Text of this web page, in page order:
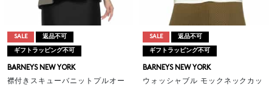
SALE 返品不可
ギフトラッピング不可
BARNEYS NEW YORK
襟付きスキューバニットプルオー
SALE 返品不可
ギフトラッピング不可
BARNEYS NEW YORK
ウォッシャブル モックネックカッ